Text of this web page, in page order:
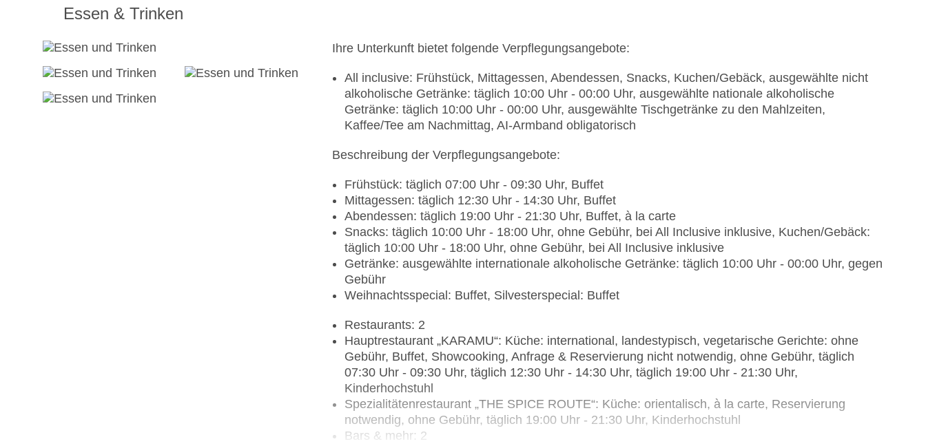
Essen & Trinken
Ihre Unterkunft bietet folgende Verpflegungsangebote:
All inclusive: Frühstück, Mittagessen, Abendessen, Snacks, Kuchen/Gebäck, ausgewählte nicht
alkoholische Getränke: täglich 10:00 Uhr - 00:00 Uhr, ausgewählte nationale alkoholische
Getränke: täglich 10:00 Uhr - 00:00 Uhr, ausgewählte Tischgetränke zu den Mahlzeiten,
Kaffee/Tee am Nachmittag, AI-Armband obligatorisch
Beschreibung der Verpflegungsangebote:
Frühstück: täglich 07:00 Uhr - 09:30 Uhr, Buffet
Mittagessen: täglich 12:30 Uhr - 14:30 Uhr, Buffet
Abendessen: täglich 19:00 Uhr - 21:30 Uhr, Buffet, à la carte
Snacks: täglich 10:00 Uhr - 18:00 Uhr, ohne Gebühr, bei All Inclusive inklusive, Kuchen/Gebäck:
täglich 10:00 Uhr - 18:00 Uhr, ohne Gebühr, bei All Inclusive inklusive
Getränke: ausgewählte internationale alkoholische Getränke: täglich 10:00 Uhr - 00:00 Uhr, gegen
Gebühr
Weihnachtsspecial: Buffet, Silvesterspecial: Buffet
Restaurants: 2
Hauptrestaurant „KARAMU“: Küche: international, landestypisch, vegetarische Gerichte: ohne
Gebühr, Buffet, Showcooking, Anfrage & Reservierung nicht notwendig, ohne Gebühr, täglich
07:30 Uhr - 09:30 Uhr, täglich 12:30 Uhr - 14:30 Uhr, täglich 19:00 Uhr - 21:30 Uhr,
Kinderhochstuhl
Spezialitätenrestaurant „THE SPICE ROUTE“: Küche: orientalisch, à la carte, Reservierung
notwendig, ohne Gebühr, täglich 19:00 Uhr - 21:30 Uhr, Kinderhochstuhl
Bars & mehr: 2